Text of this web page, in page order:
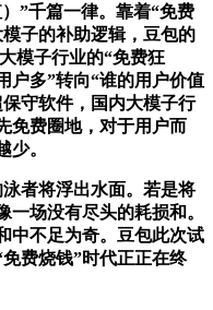
”千篇一律。靠着“免费
子的补助逻辑，豆包的
模子行业的“免费狂
户多”转向“谁的用户价值
守软件，国内大模子行
免费圈地，对于用户而
少。
者将浮出水面。若是将
场没有尽头的耗损和。
中不足为奇。豆包此次试
费烧钱”时代正正在终